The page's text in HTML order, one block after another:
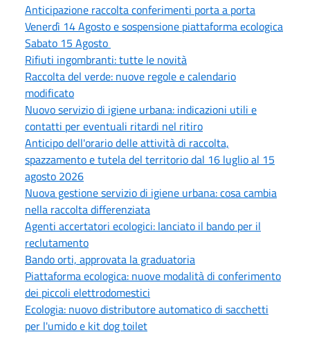
Anticipazione raccolta conferimenti porta a porta
Venerdì 14 Agosto e sospensione piattaforma ecologica
Sabato 15 Agosto
Rifiuti ingombranti: tutte le novità
Raccolta del verde: nuove regole e calendario
modificato
Nuovo servizio di igiene urbana: indicazioni utili e
contatti per eventuali ritardi nel ritiro
Anticipo dell'orario delle attività di raccolta,
spazzamento e tutela del territorio dal 16 luglio al 15
agosto 2026
Nuova gestione servizio di igiene urbana: cosa cambia
nella raccolta differenziata
Agenti accertatori ecologici: lanciato il bando per il
reclutamento
Bando orti, approvata la graduatoria
Piattaforma ecologica: nuove modalità di conferimento
dei piccoli elettrodomestici
Ecologia: nuovo distributore automatico di sacchetti
per l'umido e kit dog toilet